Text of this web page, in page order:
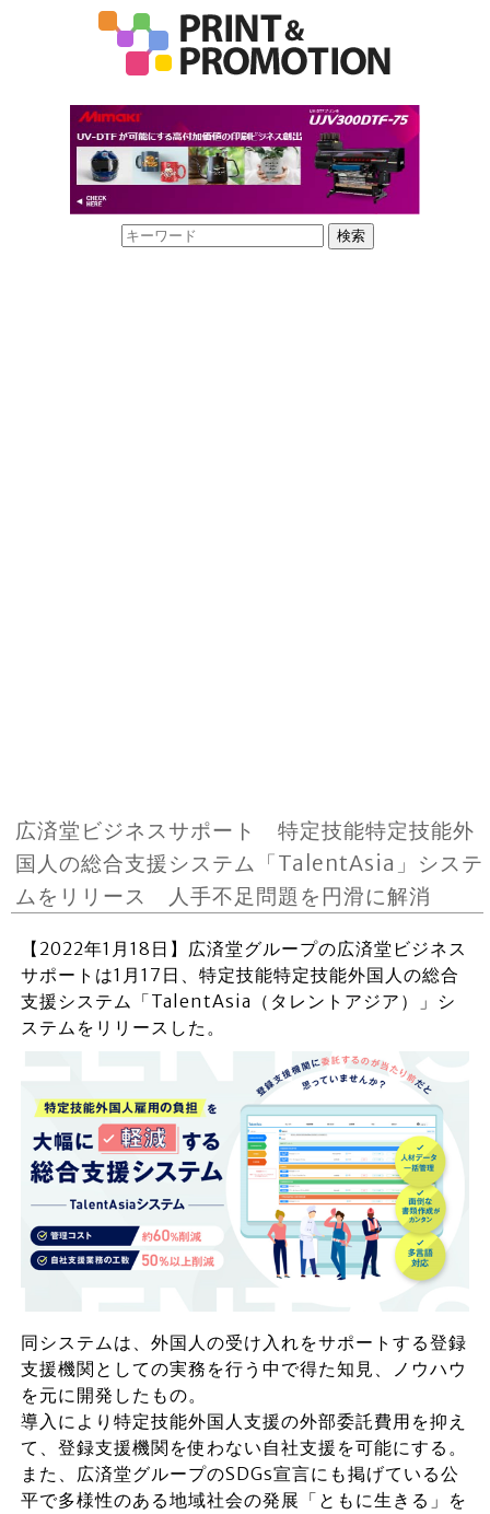
広済堂ビジネスサポート 特定技能特定技能外
国人の総合支援システム「TalentAsia」システ
ムをリリース 人手不足問題を円滑に解消
【2022年1月18日】広済堂グループの広済堂ビジネス
サポートは1月17日、特定技能特定技能外国人の総合
支援システム「TalentAsia（タレントアジア）」シ
ステムをリリースした。
同システムは、外国人の受け入れをサポートする登録
支援機関としての実務を行う中で得た知見、ノウハウ
を元に開発したもの。
導入により特定技能外国人支援の外部委託費用を抑え
て、登録支援機関を使わない自社支援を可能にする。
また、広済堂グループのSDGs宣言にも掲げている公
平で多様性のある地域社会の発展「ともに生きる」を